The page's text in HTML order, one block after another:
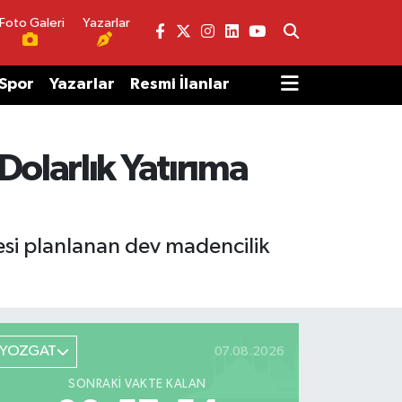
Foto Galeri Yazarlar
Yazarlar Resmi İlanlar
Yatırıma
planlanan dev madencilik
YOZGAT 07.08.2026
SONRAKI VAKTE KALAN